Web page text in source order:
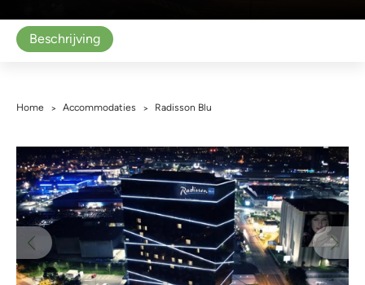
Beschrijving
Home > Accommodaties > Radisson Blu